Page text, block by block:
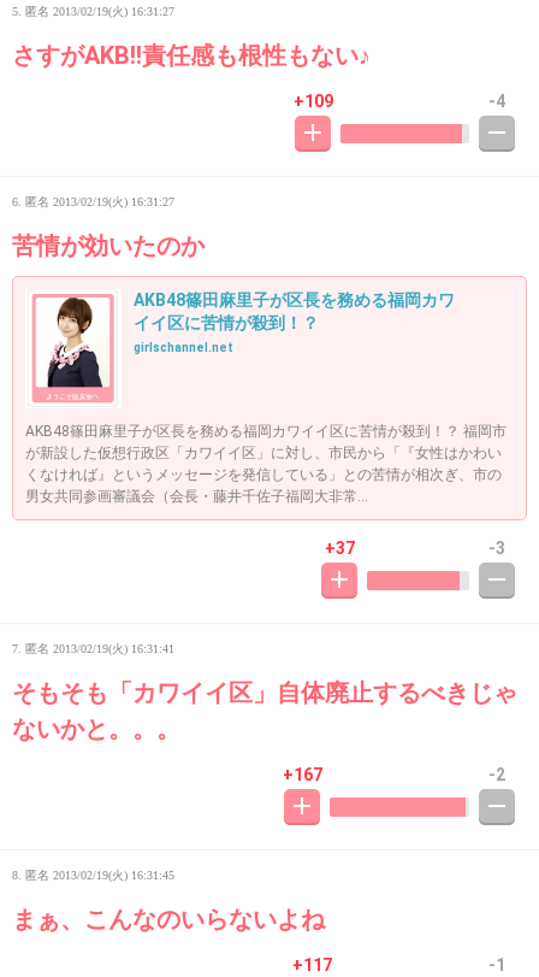
5. 匿名 2013/02/19(火) 16:31:27
さすがAKB!!責任感も根性もない♪
+109 -4
6. 匿名 2013/02/19(火) 16:31:27
苦情が効いたのか
AKB48篠田麻里子が区長を務める福岡カワ
イイ区に苦情が殺到！？
girlschannel.net
AKB48篠田麻里子が区長を務める福岡カワイイ区に苦情が殺到！？ 福岡市
が新設した仮想行政区「カワイイ区」に対し、市民から「『女性はかわい
くなければ』というメッセージを発信している」との苦情が相次ぎ、市の
男女共同参画審議会（会長・藤井千佐子福岡大非常...
+37 -3
7. 匿名 2013/02/19(火) 16:31:41
そもそも「カワイイ区」自体廃止するべきじゃ
ないかと。。。
+167 -2
8. 匿名 2013/02/19(火) 16:31:45
まぁ、こんなのいらないよね
+117 -1